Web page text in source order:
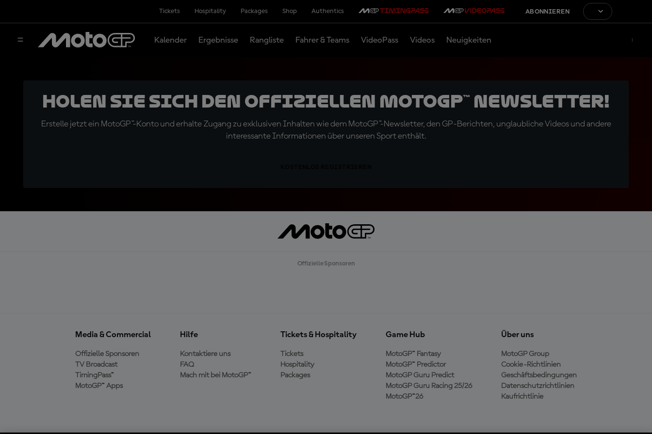
Tickets Hospitality Packages Shop Authentics ABONNIEREN
Kalender Ergebnisse Rangliste Fahrer & Teams VideoPass Videos Neuigkeiten
Holen Sie sich den offiziellen MotoGP™ Newsletter!
Erstelle jetzt ein MotoGP™-Konto und erhalte Zugang zu exklusiven Inhalten wie dem MotoGP™-Newsletter, den GP-Berichten, unglaubliche Videos und andere
interessante Informationen über unseren Sport enthält.
Offizielle Sponsoren
Media & Commercial
Offizielle Sponsoren
TV Broadcast
TimingPass™
MotoGP™ Apps
Hilfe
Kontaktiere uns
FAQ
Mach mit bei MotoGP™
Tickets & Hospitality
Tickets
Hospitality
Packages
Game Hub
MotoGP™ Fantasy
MotoGP™ Predictor
MotoGP Guru Predict
MotoGP Guru Racing 25/26
MotoGP™26
Über uns
MotoGP Group
Cookie-Richtlinien
Geschäftsbedingungen
Datenschutzrichtlinien
Kaufrichtlinie